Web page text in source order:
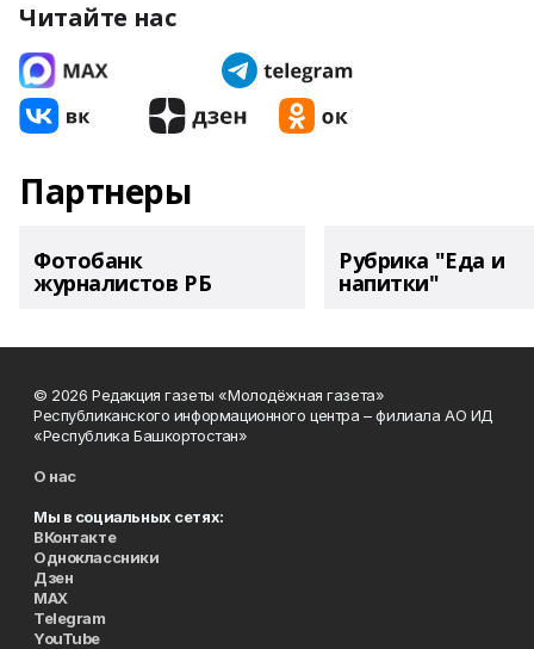
Читайте нас
Партнеры
Фотобанк
журналистов РБ
Рубрика "Еда и
напитки"
© 2026 Редакция газеты «Молодёжная газета»
Республиканского информационного центра – филиала АО ИД
«Республика Башкортостан»
О нас
Мы в социальных сетях:
ВКонтакте
Одноклассники
Дзен
MAX
Telegram
YouTube